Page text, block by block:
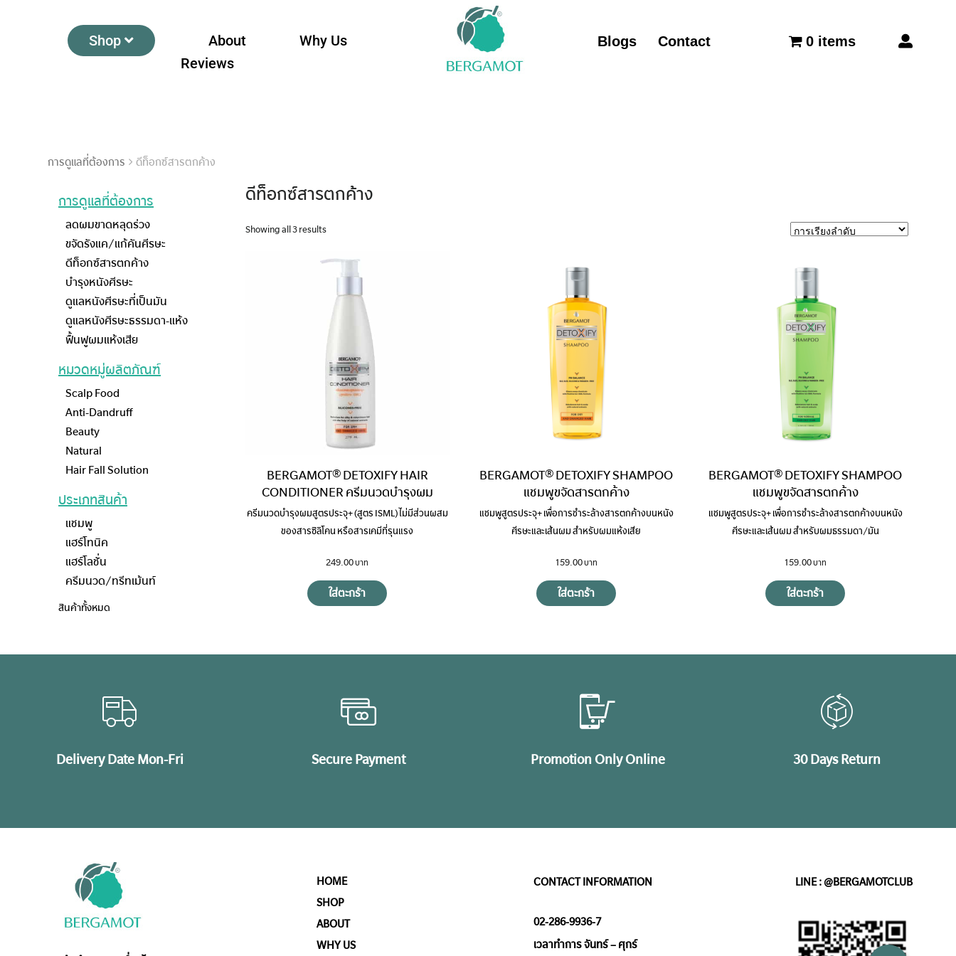
Shop About
Why Us
Reviews
Blogs Contact 0 items
การดูแลที่ต้องการ ดีท็อกซ์สารตกค้าง
ดีท็อกซ์สารตกค้าง
Showing all 3 results
BERGAMOT® DETOXIFY HAIR
CONDITIONER ครีมนวดบำรุงผม
ครีมนวดบำรุงผมสูตรประจุ+ (สูตร ISML) ไม่มีส่วนผสม
ของสารซิลิโคน หรือสารเคมีที่รุนแรง
249.00
ใส่ตะกร้า
BERGAMOT® DETOXIFY SHAMPOO
แชมพูขจัดสารตกค้าง
แชมพูสูตรประจุ+ เพื่อการชำระล้างสารตกค้างบนหนัง
ศีรษะและเส้นผม สำหรับผมแห้งเสีย
159.00
ใส่ตะกร้า
BERGAMOT® DETOXIFY SHAMPOO
แชมพูขจัดสารตกค้าง
แชมพูสูตรประจุ+ เพื่อการชำระล้างสารตกค้างบนหนัง
ศีรษะและเส้นผม สำหรับผมธรรมดา/มัน
159.00
ใส่ตะกร้า
การดูแลที่ต้องการ
ลดผมขาดหลุดร่วง
ขจัดรังแค/แก้คันศีรษะ
ดีท็อกซ์สารตกค้าง
บำรุงหนังศีรษะ
ดูแลหนังศีรษะที่เป็นมัน
ดูแลหนังศีรษะธรรมดา-แห้ง
ฟื้นฟูผมแห้งเสีย
หมวดหมู่ผลิตภัณฑ์
Scalp Food
Anti-Dandruff
Beauty
Natural
Hair Fall Solution
ประเภทสินค้า
แชมพู
แฮร์โทนิค
แฮร์โลชั่น
ครีมนวด/ทรีทเม้นท์
สินค้าทั้งหมด
Delivery Date Mon-Fri Secure Payment Promotion Only Online 30 Days Return
HOME
SHOP
ABOUT
WHY US
CONTACT INFORMATION
02-286-9936-7
เวลาทำการ จันทร์ – ศุกร์
LINE : @BERGAMOTCLUB